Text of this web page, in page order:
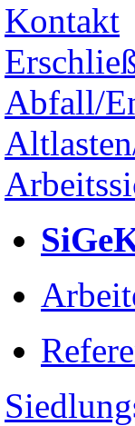
Kontakt
Abfall/